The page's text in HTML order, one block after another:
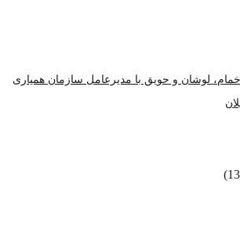
لوشان و حویق با مدیرعامل سازمان همیاری